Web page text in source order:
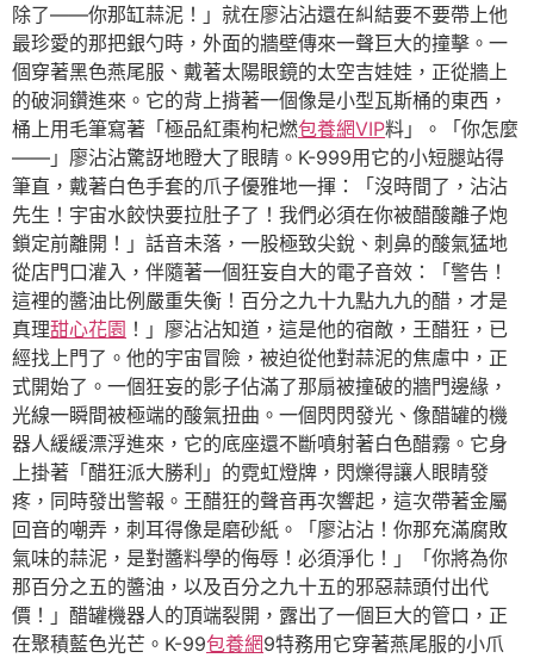
除了——你那缸蒜泥！」就在廖沾沾還在糾結要不要帶上他
最珍愛的那把銀勺時，外面的牆壁傳來一聲巨大的撞擊。一
個穿著黑色燕尾服、戴著太陽眼鏡的太空吉娃娃，正從牆上
的破洞鑽進來。它的背上揹著一個像是小型瓦斯桶的東西，
桶上用毛筆寫著「極品紅棗枸杞燃包養網VIP料」。「你怎麼
——」廖沾沾驚訝地瞪大了眼睛。K-999用它的小短腿站得
筆直，戴著白色手套的爪子優雅地一揮：「沒時間了，沾沾
先生！宇宙水餃快要拉肚子了！我們必須在你被醋酸離子炮
鎖定前離開！」話音未落，一股極致尖銳、刺鼻的酸氣猛地
從店門口灌入，伴隨著一個狂妄自大的電子音效：「警告！
這裡的醬油比例嚴重失衡！百分之九十九點九九的醋，才是
真理甜心花園 ！」廖沾沾知道，這是他的宿敵，王醋狂，已
經找上門了。他的宇宙冒險，被迫從他對蒜泥的焦慮中，正
式開始了。一個狂妄的影子佔滿了那扇被撞破的牆門邊緣，
光線一瞬間被極端的酸氣扭曲。一個閃閃發光、像醋罐的機
器人緩緩漂浮進來，它的底座還不斷噴射著白色醋霧。它身
上掛著「醋狂派大勝利」的霓虹燈牌，閃爍得讓人眼睛發
疼，同時發出警報。王醋狂的聲音再次響起，這次帶著金屬
回音的嘲弄，刺耳得像是磨砂紙。「廖沾沾！你那充滿腐敗
氣味的蒜泥，是對醬料學的侮辱！必須淨化！」「你將為你
那百分之五的醬油，以及百分之九十五的邪惡蒜頭付出代
價！」醋罐機器人的頂端裂開，露出了一個巨大的管口，正
在聚積藍色光芒。K-99包養網9特務用它穿著燕尾服的小爪